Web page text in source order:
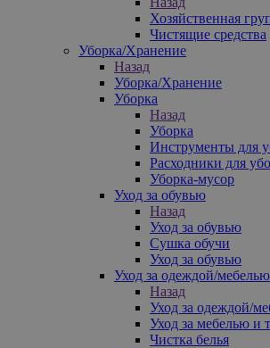
Хозяйственная
Чистящие средства
Уборка/Хранение
Назад
Уборка/Хранение
Уборка
Назад
Уборка
Инструменты для
Расходники для
Уборка-мусор
Уход за обувью
Назад
Уход за обувью
Сушка обучи
Уход за обувью
Уход за одеждой/
Назад
Уход за одеждой/
Уход за мебелью и
Чистка белья